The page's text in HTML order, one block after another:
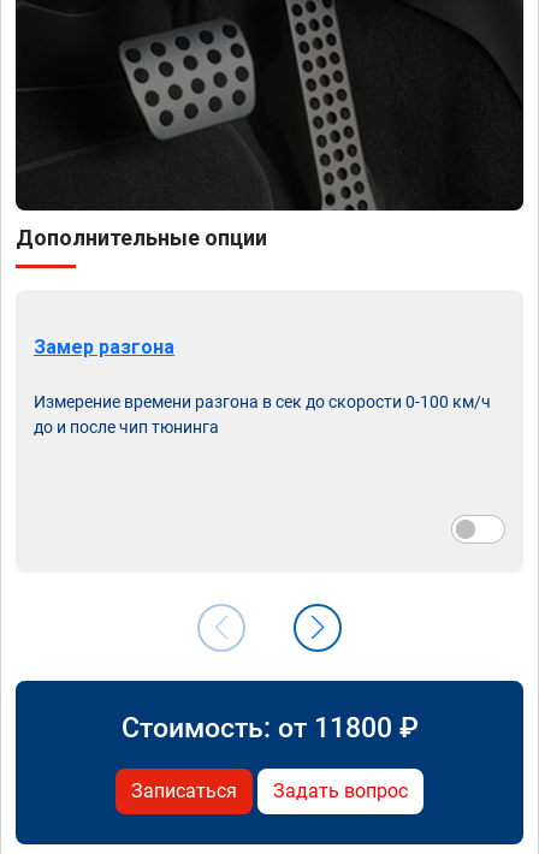
Дополнительные опции
Замер разгона
Измерение времени разгона в сек до скорости 0-100 км/ч
до и после чип тюнинга
Стоимость: от 11800 ₽
Записаться Задать вопрос